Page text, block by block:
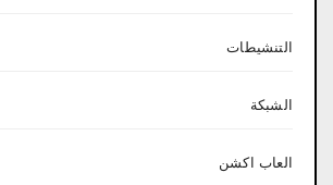
التنشيطات
الشبكة
العاب اكشن